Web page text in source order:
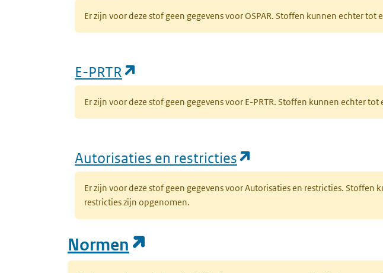
Er zijn voor deze stof geen gegevens voor OSPAR. Stoffen kunnen echter
E-PRTR
Er zijn voor deze stof geen gegevens voor E-PRTR. Stoffen kunnen echter
Autorisaties en restricties
Er zijn voor deze stof geen gegevens voor Autorisaties en restricties.
restricties zijn opgenomen.
Normen